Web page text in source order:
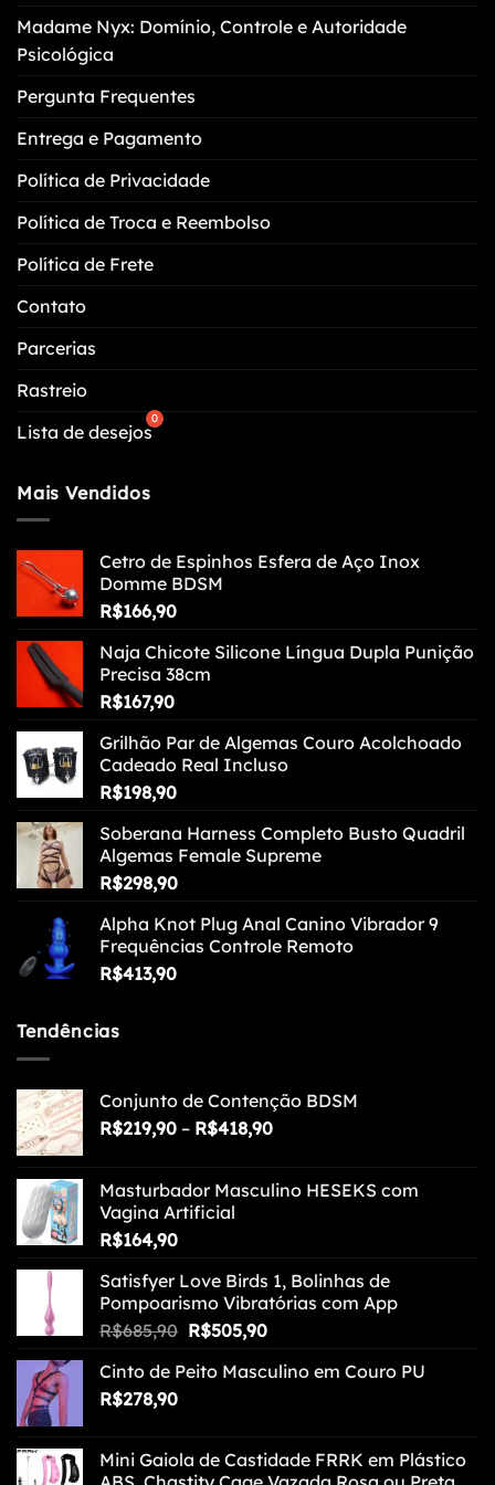
na
página
produto
Madame Nyx: Domínio, Controle e Autoridade
Psicológica
Pergunta Frequentes
Entrega e Pagamento
Política de Privacidade
Política de Troca e Reembolso
Política de Frete
Contato
Parcerias
Rastreio
Lista de desejos
Mais Vendidos
Cetro de Espinhos Esfera de Aço Inox
Domme BDSM
R$166,90
Naja Chicote Silicone Língua Dupla Punição
Precisa 38cm
R$167,90
Grilhão Par de Algemas Couro Acolchoado
Cadeado Real Incluso
R$198,90
Soberana Harness Completo Busto Quadril
Algemas Female Supreme
R$298,90
Alpha Knot Plug Anal Canino Vibrador 9
Frequências Controle Remoto
R$413,90
Tendências
Conjunto de Contenção BDSM
R$219,90 – R$418,90Faixa
R$219,90
Masturbador Masculino HESEKS com
Vagina Artificial
R$164,90
Satisfyer Love Birds 1, Bolinhas de
Pompoarismo Vibratórias com App
R$685,90 O
original
R$505,90O
atual
Cinto de Peito Masculino em Couro PU
R$278,90
Mini Gaiola de Castidade FRRK em Plástico